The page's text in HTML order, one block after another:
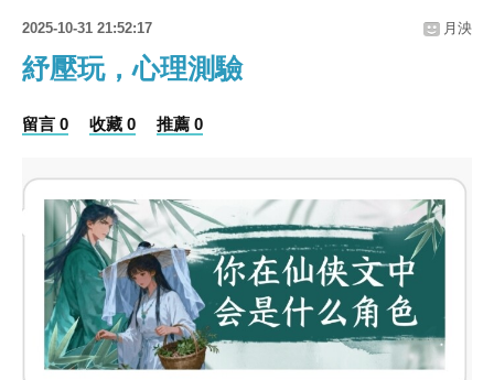
2025-10-31 21:52:17 月泱
紓壓玩，心理測驗
留言 0 收藏 0 推薦 0